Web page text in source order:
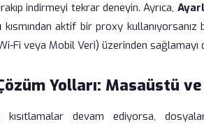
indirmeyi tekrar deneyin. Ayrıca,
kısmından aktif bir proxy kullanıyorsanız
Fi veya Mobil Veri) üzerinden sağlamayı
Yolları: Masaüstü
kısıtlamalar devam ediyorsa,